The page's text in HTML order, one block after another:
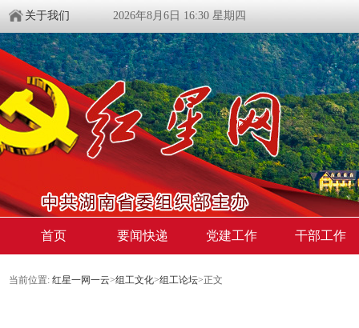
关于我们 2026年8月6日 16:30 星期四
首页 要闻快递 党建工作 干部工作
当前位置: 红星一网一云>组工文化>组工论坛>正文